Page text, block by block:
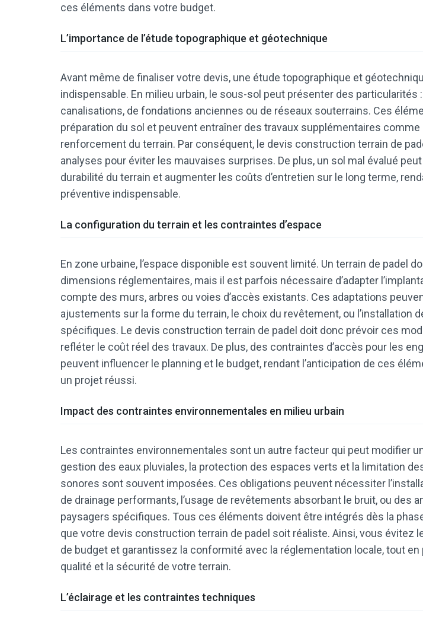
ces éléments dans votre budget.
L’importance de l’étude topographique et géotechnique
Avant même de finaliser votre devis, une étude topographique et
indispensable. En milieu urbain, le sous-sol peut présenter des particularités
canalisations, de fondations anciennes ou de réseaux souterrains. Ces
préparation du sol et peuvent entraîner des travaux supplémentaires comme
renforcement du terrain. Par conséquent, le devis construction terrain de
analyses pour éviter les mauvaises surprises. De plus, un sol mal évalué
durabilité du terrain et augmenter les coûts d’entretien sur le long terme,
préventive indispensable.
La configuration du terrain et les contraintes d’espace
En zone urbaine, l’espace disponible est souvent limité. Un terrain de padel
dimensions réglementaires, mais il est parfois nécessaire d’adapter
compte des murs, arbres ou voies d’accès existants. Ces adaptations
ajustements sur la forme du terrain, le choix du revêtement, ou l’installation
spécifiques. Le devis construction terrain de padel doit donc prévoir ces
refléter le coût réel des travaux. De plus, des contraintes d’accès pour les
peuvent influencer le planning et le budget, rendant l’anticipation de ces
un projet réussi.
Impact des contraintes environnementales en milieu urbain
Les contraintes environnementales sont un autre facteur qui peut modifier
gestion des eaux pluviales, la protection des espaces verts et la limitation
sonores sont souvent imposées. Ces obligations peuvent nécessiter
de drainage performants, l’usage de revêtements absorbant le bruit, ou des
paysagers spécifiques. Tous ces éléments doivent être intégrés dès la
que votre devis construction terrain de padel soit réaliste. Ainsi, vous évitez
de budget et garantissez la conformité avec la réglementation locale, tout en
qualité et la sécurité de votre terrain.
L’éclairage et les contraintes techniques